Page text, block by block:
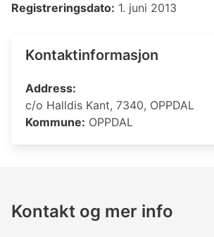
Registreringsdato: 1. juni 2013
Kontaktinformasjon
Address:
c/o Halldis Kant, 7340, OPPDAL
Kommune: OPPDAL
Kontakt og mer info